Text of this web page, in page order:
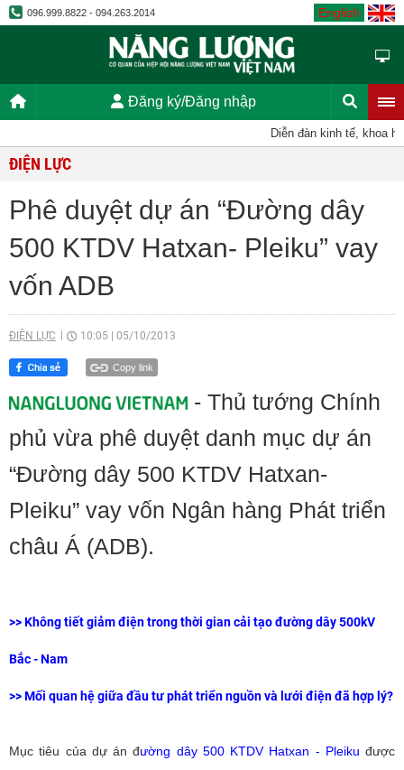
096.999.8822 - 094.263.2014 English
Đăng ký/Đăng nhập
Diễn đàn kinh tế, khoa
ĐIỆN LỰC
Phê duyệt dự án “Đường dây
500 KTDV Hatxan- Pleiku” vay
vốn ADB
ĐIỆN LỰC 10:05 05/10/2013
Copy link
- Thủ tướng Chính
phủ vừa phê duyệt danh mục dự án
“Đường dây 500 KTDV Hatxan-
Pleiku” vay vốn Ngân hàng Phát triển
châu Á (ADB).
>>Không tiết giảm điện trong thời gian cải tạo đường dây 500kV
Bắc - Nam
>>Mối quan hệ giữa đầu tư phát triển nguồn và lưới điện đã hợp lý?
Mục tiêu của dự án đường dây 500 KTDV Hatxan - Pleiku được